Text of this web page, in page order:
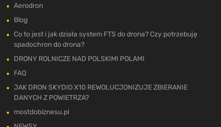
Aerodron
Blog
Co to jest i jak działa system FTS do drona? Czy potrzebuję
spadochron do drona?
DRONY ROLNICZE NAD POLSKIMI POLAMI
FAQ
JAK DRON SKYDIO X10 REWOLUCJONIZUJE ZBIERANIE
DANYCH Z POWIETRZA?
mostdobiznesu.pl